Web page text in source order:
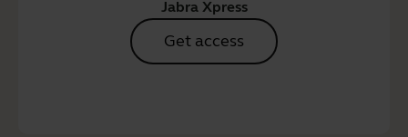
Jabra Xpress
Get access